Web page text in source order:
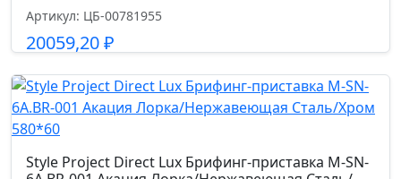
Артикул: ЦБ-00781955
20059,20₽
Подробнее
Style Project Direct Lux Брифинг-приставка M-SN-